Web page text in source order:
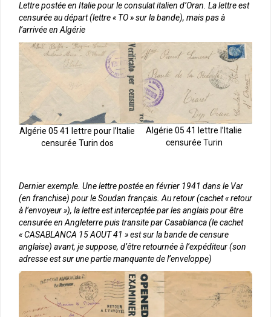
Lettre postée en Italie pour le consulat italien d’Oran. La lettre est
censurée au départ (lettre « TO » sur la bande), mais pas à
l’arrivée en Algérie
Algérie 05 41 lettre pour l’Italie
censurée Turin dos
Algérie 05 41 lettre l’Italie
censurée Turin
Dernier exemple. Une lettre postée en février 1941 dans le Var
(en franchise) pour le Soudan français. Au retour (cachet « retour
à l’envoyeur »), la lettre est interceptée par les anglais pour être
censurée en Angleterre puis transite par Casablanca (le cachet
« CASABLANCA 15 AOUT 41 » est sur la bande de censure
anglaise) avant, je suppose, d’être retournée à l’expéditeur (son
adresse est sur une partie manquante de l’enveloppe)